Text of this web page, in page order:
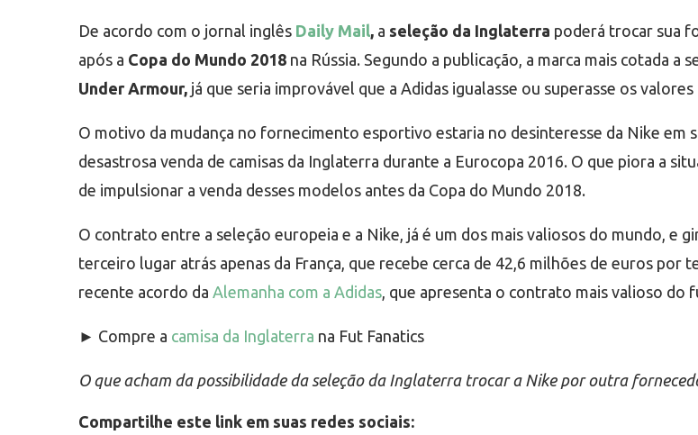
De acordo com o jornal inglês Daily Mail, a seleção da Inglaterra poderá trocar sua
após a Copa do Mundo 2018 na Rússia. Segundo a publicação, a marca mais cotada
Under Armour, já que seria improvável que a Adidas igualasse ou superasse os
O motivo da mudança no fornecimento esportivo estaria no desinteresse da Nike em
desastrosa venda de camisas da Inglaterra durante a Eurocopa 2016. O que piora a
de impulsionar a venda desses modelos antes da Copa do Mundo 2018.
O contrato entre a seleção europeia e a Nike, já é um dos mais valiosos do mundo, e
terceiro lugar atrás apenas da França, que recebe cerca de 42,6 milhões de euros por
recente acordo da Alemanha com a Adidas, que apresenta o contrato mais valioso do
► Compre a camisa da Inglaterra na Fut Fanatics
O que acham da possibilidade da seleção da Inglaterra trocar a Nike por outra
Compartilhe este link em suas redes sociais: